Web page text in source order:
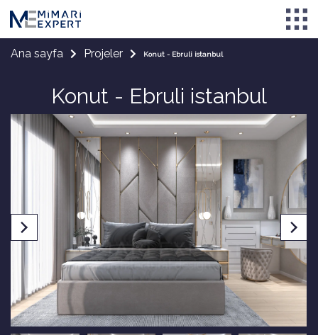
Ana sayfa Projeler Konut - Ebruli istanbul
Konut - Ebruli istanbul